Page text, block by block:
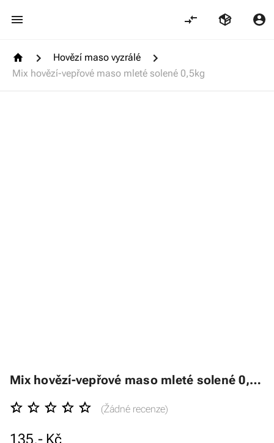
Hovězí maso vyzrálé
Mix hovězí-vepřové maso mleté solené 0,5kg
Mix hovězí-vepřové maso mleté solené 0,5kg
(Žádné recenze)
135,- Kč